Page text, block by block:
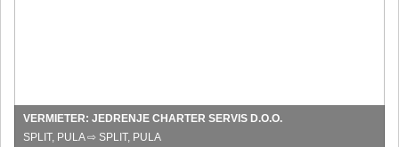
VERMIETER: JEDRENJE CHARTER SERVIS D.O.O.
SPLIT, PULA ⇨ SPLIT, PULA